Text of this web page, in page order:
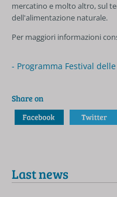
mercatino e molto altro, sul
dell'alimentazione naturale.
Per maggiori informazioni
- Programma Festival
Share on
Last news